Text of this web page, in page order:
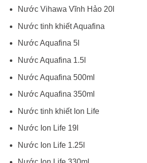
Nước Vihawa Vĩnh Hảo 20l
Nước tinh khiết Aquafina
Nước Aquafina 5l
Nước Aquafina 1.5l
Nước Aquafina 500ml
Nước Aquafina 350ml
Nước tinh khiết Ion Life
Nước Ion Life 19l
Nước Ion Life 1.25l